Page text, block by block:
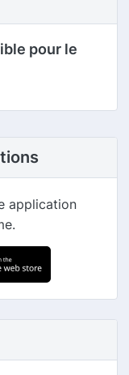
pour le
application